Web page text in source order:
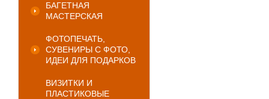
БАГЕТНАЯ
МАСТЕРСКАЯ
ФОТОПЕЧАТЬ,
СУВЕНИРЫ С ФОТО,
ИДЕИ ДЛЯ ПОДАРКОВ
ВИЗИТКИ И
ПЛАСТИКОВЫЕ